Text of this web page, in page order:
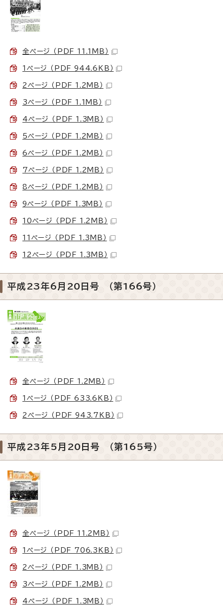
全ページ （PDF 11.1MB）
1ページ （PDF 944.6KB）
2ページ （PDF 1.2MB）
3ページ （PDF 1.1MB）
4ページ （PDF 1.3MB）
5ページ （PDF 1.2MB）
6ページ （PDF 1.2MB）
7ページ （PDF 1.2MB）
8ページ （PDF 1.2MB）
9ページ （PDF 1.3MB）
10ページ （PDF 1.2MB）
11ページ （PDF 1.3MB）
12ページ （PDF 1.3MB）
平成23年6月20日号 （第166号）
全ページ （PDF 1.2MB）
1ページ （PDF 633.6KB）
2ページ （PDF 943.7KB）
平成23年5月20日号 （第165号）
全ページ （PDF 11.2MB）
1ページ （PDF 706.3KB）
2ページ （PDF 1.3MB）
3ページ （PDF 1.2MB）
4ページ （PDF 1.3MB）